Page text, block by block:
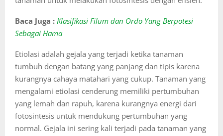
Baca Juga : Klasifikasi Filum dan Ordo Yang Berpotesi
Sebagai Hama
Etiolasi adalah gejala yang terjadi ketika tanaman
tumbuh dengan batang yang panjang dan tipis karena
kurangnya cahaya matahari yang cukup. Tanaman yang
mengalami etiolasi cenderung memiliki pertumbuhan
yang lemah dan rapuh, karena kurangnya energi dari
fotosintesis untuk mendukung pertumbuhan yang
normal. Gejala ini sering kali terjadi pada tanaman yang